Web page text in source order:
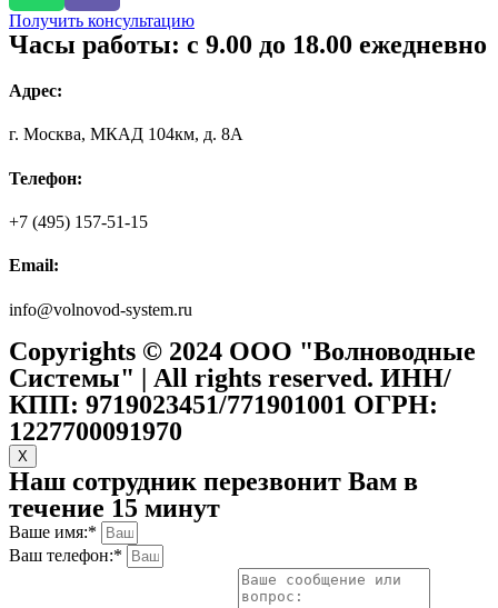
Получить консультацию
Часы работы: с 9.00 до 18.00 ежедневно
Адрес:
г. Москва, МКАД 104км, д. 8А
Телефон:
+7 (495) 157-51-15
Email:
info@volnovod-system.ru
Copyrights © 2024 ООО "Волноводные
Системы" | All rights reserved. ИНН/
КПП: 9719023451/771901001 ОГРН:
1227700091970
X
Наш сотрудник перезвонит Вам в
течение 15 минут
Ваше имя:*
Ваш телефон:*